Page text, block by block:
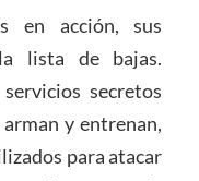
en acción, sus
lista de bajas.
secretos
y entrenan,
para atacar